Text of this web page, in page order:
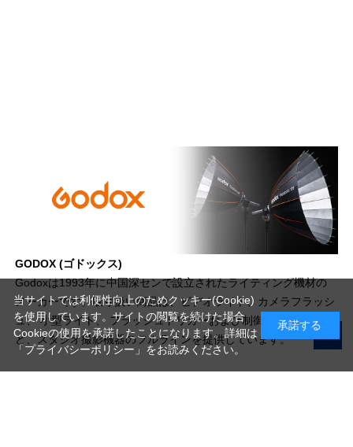
GODOX (ゴドックス)
Godoxは1993年に中国深センで設立されたライティング機材の
メーカーです。取り扱い商品は、ビデオライト、カメラフラッシ
ュ、 小型ライト、 フラッシュトリガーおよび制御システムな
ど、スタジオ撮影機器のフルラインを提供しています。
当サイトでは利便性向上のためクッキー(Cookie)
を使用しています。サイトの閲覧を続けた場合
Cookieの使用を承諾したことになります。詳細は
「プライバシーポリシー」 をお読みください。
承諾する